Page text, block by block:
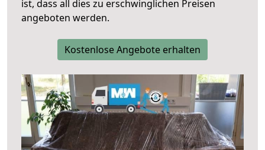
ist, dass all dies zu erschwinglichen Preisen
angeboten werden.
Kostenlose Angebote erhalten